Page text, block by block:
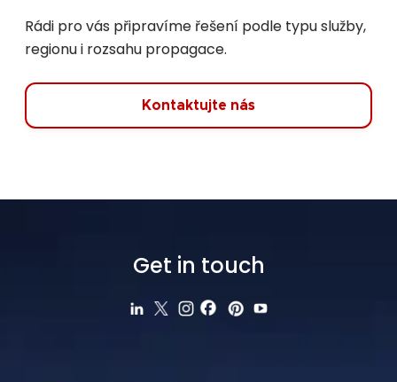
Rádi pro vás připravíme řešení podle typu služby,
regionu i rozsahu propagace.
Kontaktujte nás
Get in touch